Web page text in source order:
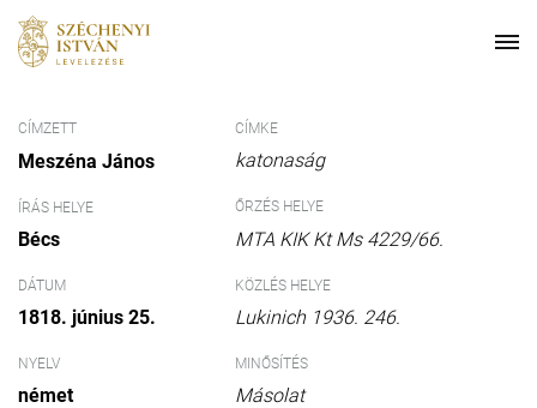
CÍMZETT
Meszéna János
ÍRÁS HELYE
Bécs
DÁTUM
1818. június 25.
NYELV
német
CÍMKE
katonaság
ŐRZÉS HELYE
MTA KIK Kt Ms 4229/66.
KÖZLÉS HELYE
Lukinich 1936. 246.
MINŐSÍTÉS
Másolat